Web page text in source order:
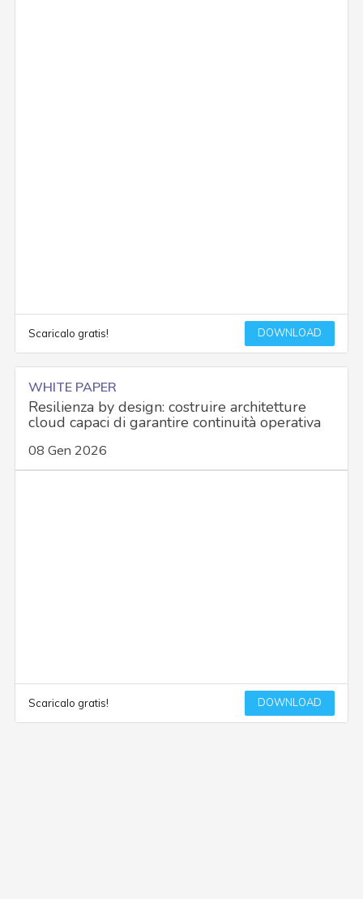
Scaricalo gratis! DOWNLOAD
WHITE PAPER
Resilienza by design: costruire architetture
cloud capaci di garantire continuità operativa
08 Gen 2026
Scaricalo gratis! DOWNLOAD